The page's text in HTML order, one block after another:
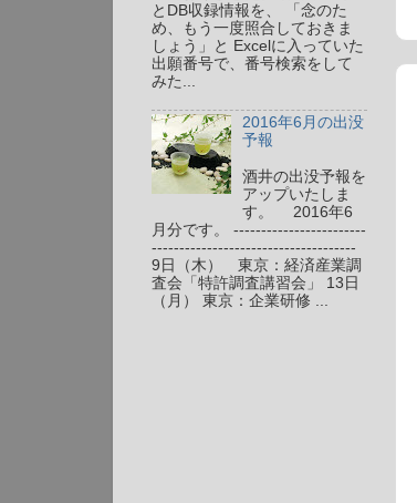
とDB収録情報を、 「念のた
め、もう一度照合しておきま
しょう」と Excelに入っていた
出願番号で、番号検索をして
みた...
2016年6月の出没
予報
酒井の出没予報を
アップいたしま
す。 2016年6
月分です。 ------------------------
-------------------------------------
9日（木） 東京：経済産業調
査会「特許調査講習会」 13日
（月） 東京：企業研修 ...